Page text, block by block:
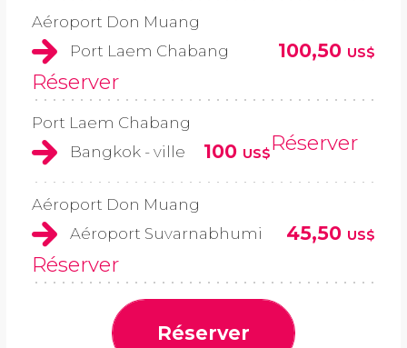
Aéroport Don Muang
Port Laem Chabang
100,50 US$
Réserver
Port Laem Chabang
Bangkok - ville
100 US$Réserver
Aéroport Don Muang
Aéroport Suvarnabhumi
45,50 US$
Réserver
Réserver